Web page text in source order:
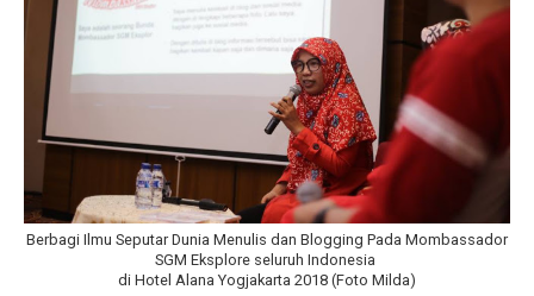
Berbagi Ilmu Seputar Dunia Menulis dan Blogging Pada Mombassador
SGM Eksplore seluruh Indonesia
di Hotel Alana Yogjakarta 2018 (Foto Milda)